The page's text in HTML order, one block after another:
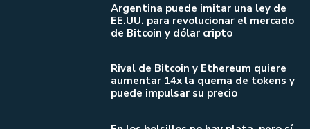
Argentina puede imitar una ley de
EE.UU. para revolucionar el mercado
de Bitcoin y dólar cripto
Rival de Bitcoin y Ethereum quiere
aumentar 14x la quema de tokens y
puede impulsar su precio